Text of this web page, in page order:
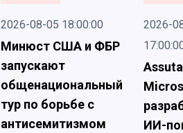
2026-08-05 18:00:00
Минюст США и ФБР
запускают
общенациональный
тур по борьбе с
антисемитизмом
2026-
ИИ-